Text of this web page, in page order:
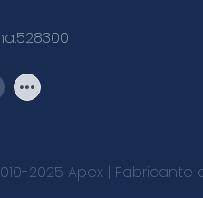
2025 Apex |